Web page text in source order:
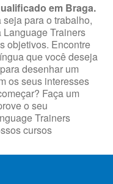
em Braga.
para o trabalho,
Trainers
objetivos. Encontre
que você deseja
desenhar um
os seus interesses
Faça um
o seu
Trainers
cursos